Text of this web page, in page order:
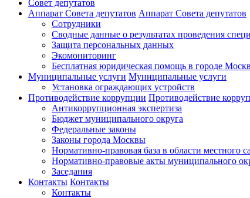
Совет депутатов
Аппарат Совета депутатов Аппарат Совета депутатов
Сотрудники
Сводные данные о результатах проведения
Защита персональных данных
Экомониторинг
Бесплатная юридическая помощь в городе
Муниципальные услуги Муниципальные услуги
Установка ограждающих устройств
Противодействие коррупции Противодействие
Антикоррупционная экспертиза
Бюджет муниципального округа
Федеральные законы
Законы города Москвы
Нормативно-правовая база в области местного
Нормативно-правовые акты муниципального
Заседания
Контакты Контакты
Контакты